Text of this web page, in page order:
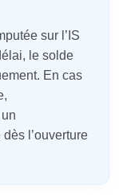
sur l’IS
le solde
En cas
l’ouverture